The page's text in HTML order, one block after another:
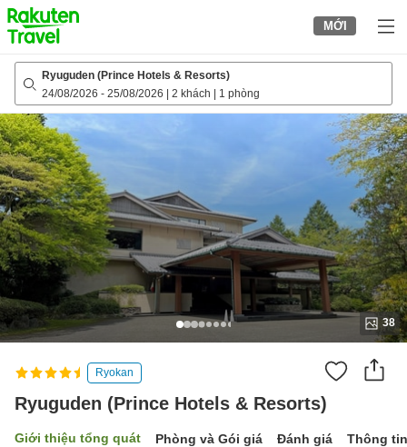
to
top
page
MỚI
Ryuguden (Prince Hotels & Resorts)
24/08/2026 - 25/08/2026 2 khách 1 phòng
38
Ryokan
Ryuguden (Prince Hotels & Resorts)
Giới thiệu tổng quát Phòng và Gói giá Đánh giá Thông